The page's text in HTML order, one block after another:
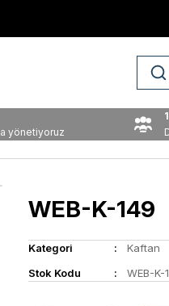
yönetiyoruz
WEB-K-149
Kategori
Kaftan
Stok Kodu
WEB-K-